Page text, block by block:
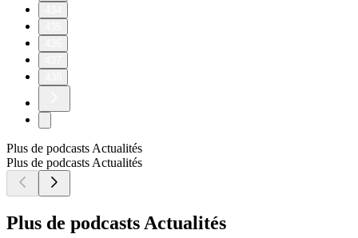
Plus de podcasts Actualités
Plus de podcasts Actualités
Plus de podcasts Actualités